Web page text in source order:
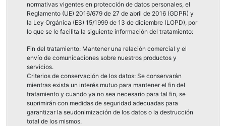
normativas vigentes en protección de datos personales, el
Reglamento (UE) 2016/679 de 27 de abril de 2016 (GDPR) y
la Ley Orgánica (ES) 15/1999 de 13 de diciembre (LOPD), por
lo que se le facilita la siguiente información del tratamiento:
Fin del tratamiento: Mantener una relación comercial y el
envío de comunicaciones sobre nuestros productos y
servicios.
Criterios de conservación de los datos: Se conservarán
mientras exista un interés mutuo para mantener el fin del
tratamiento y cuando ya no sea necesario para tal fin, se
suprimirán con medidas de seguridad adecuadas para
garantizar la seudonimización de los datos o la destrucción
total de los mismos.